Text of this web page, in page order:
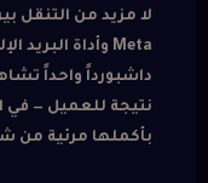
داشبورداً واحداً
نتيجة للعميل — في
بأكملها مرئية من